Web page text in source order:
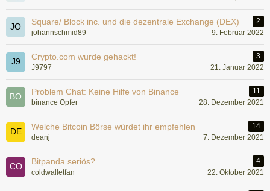
Square/ Block inc. und die dezentrale Exchange (DEX)
2
johannschmid89
9. Februar 2022
Crypto.com wurde gehackt!
3
J9797
21. Januar 2022
Problem Chat: Keine Hilfe von Binance
11
binance Opfer
28. Dezember 2021
Welche Bitcoin Börse würdet ihr empfehlen
14
deanj
7. Dezember 2021
Bitpanda seriös?
4
coldwalletfan
22. Oktober 2021